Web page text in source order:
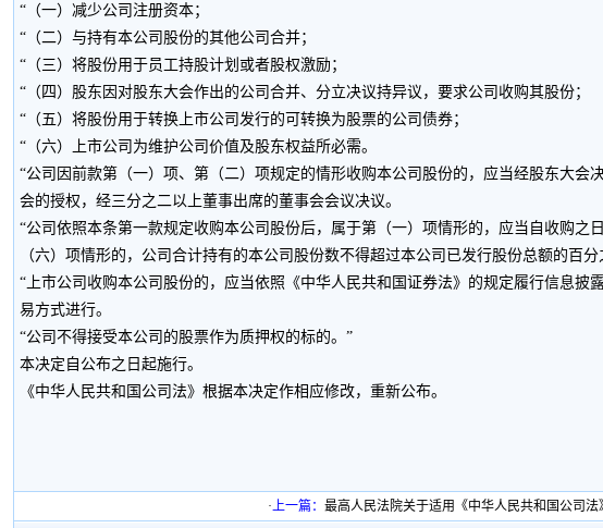
“（一）减少公司注册资本；
“（二）与持有本公司股份的其他公司合并；
“（三）将股份用于员工持股计划或者股权激励；
“（四）股东因对股东大会作出的公司合并、分立决议持异议，要求公司收购其股份；
“（五）将股份用于转换上市公司发行的可转换为股票的公司债券；
“（六）上市公司为维护公司价值及股东权益所必需。
“公司因前款第（一）项、第（二）项规定的情形收购本公司股份的，应当经股东大
会的授权，经三分之二以上董事出席的董事会会议决议。
“公司依照本条第一款规定收购本公司股份后，属于第（一）项情形的，应当自收购
（六）项情形的，公司合计持有的本公司股份数不得超过本公司已发行股份总额的百
“上市公司收购本公司股份的，应当依照《中华人民共和国证券法》的规定履行信息
易方式进行。
“公司不得接受本公司的股票作为质押权的标的。”
本决定自公布之日起施行。
《中华人民共和国公司法》根据本决定作相应修改，重新公布。
·上一篇：最高人民法院关于适用《中华人民共和国公司法